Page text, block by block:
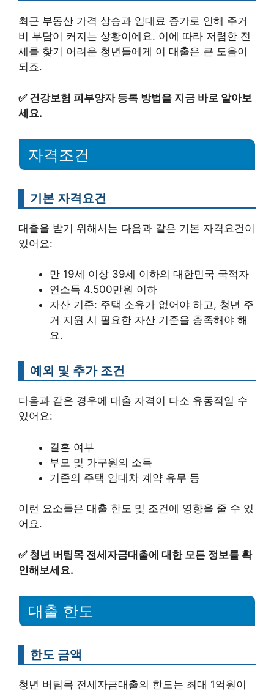
최근 부동산 가격 상승과 임대료 증가로 인해 주거
비 부담이 커지는 상황이에요. 이에 따라 저렴한 전
세를 찾기 어려운 청년들에게 이 대출은 큰 도움이
되죠.
✅ 건강보험 피부양자 등록 방법을 지금 바로 알아보
세요.
자격조건
기본 자격요건
대출을 받기 위해서는 다음과 같은 기본 자격요건이
있어요:
만 19세 이상 39세 이하의 대한민국 국적자
연소득 4.500만원 이하
자산 기준: 주택 소유가 없어야 하고, 청년 주
거 지원 시 필요한 자산 기준을 충족해야 해
요.
예외 및 추가 조건
다음과 같은 경우에 대출 자격이 다소 유동적일 수
있어요:
결혼 여부
부모 및 가구원의 소득
기존의 주택 임대차 계약 유무 등
이런 요소들은 대출 한도 및 조건에 영향을 줄 수 있
어요.
✅ 청년 버팀목 전세자금대출에 대한 모든 정보를 확
인해보세요.
대출 한도
한도 금액
청년 버팀목 전세자금대출의 한도는 최대 1억원이